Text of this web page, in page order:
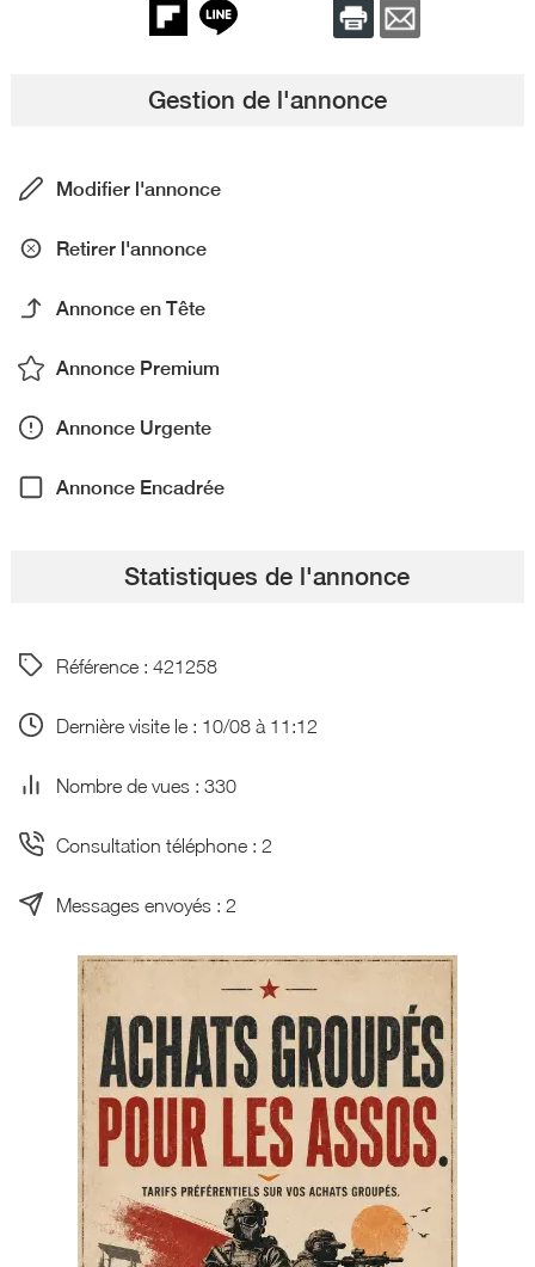
Gestion de l'annonce
Modifier l'annonce
Retirer l'annonce
Annonce en Tête
Annonce Premium
Annonce Urgente
Annonce Encadrée
Statistiques de l'annonce
Référence : 421258
Dernière visite le : 10/08 à 11:12
Nombre de vues : 330
Consultation téléphone : 2
Messages envoyés : 2